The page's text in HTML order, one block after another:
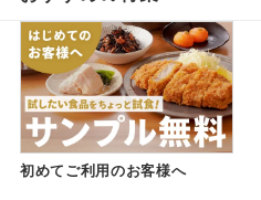
初めてご利用のお客様へ